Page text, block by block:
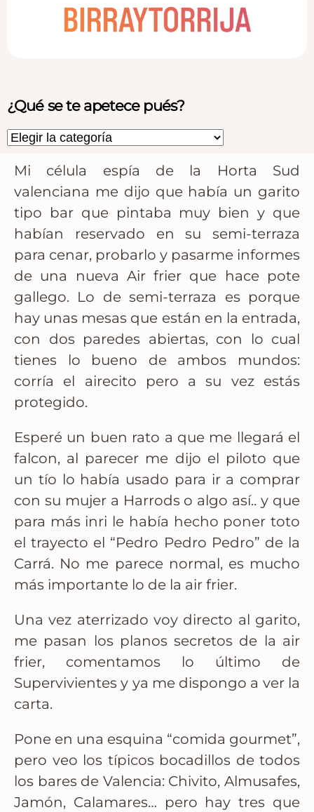
Mi célula espía de la Horta Sud
valenciana me dijo que había un garito
tipo bar que pintaba muy bien y que
habían reservado en su semi-terraza
para cenar, probarlo y pasarme informes
de una nueva Air frier que hace pote
gallego. Lo de semi-terraza es porque
hay unas mesas que están en la entrada,
con dos paredes abiertas, con lo cual
tienes lo bueno de ambos mundos:
corría el airecito pero a su vez estás
protegido.
Esperé un buen rato a que me llegará el
falcon, al parecer me dijo el piloto que
un tío lo había usado para ir a comprar
con su mujer a Harrods o algo así.. y que
para más inri le había hecho poner toto
el trayecto el “Pedro Pedro Pedro” de la
Carrá. No me parece normal, es mucho
más importante lo de la air frier.
Una vez aterrizado voy directo al garito,
me pasan los planos secretos de la air
frier, comentamos lo último de
Supervivientes y ya me dispongo a ver la
carta.
Pone en una esquina “comida gourmet”,
pero veo los típicos bocadillos de todos
los bares de Valencia: Chivito, Almusafes,
Jamón, Calamares… pero hay tres que
¿Qué se te apetece pués?